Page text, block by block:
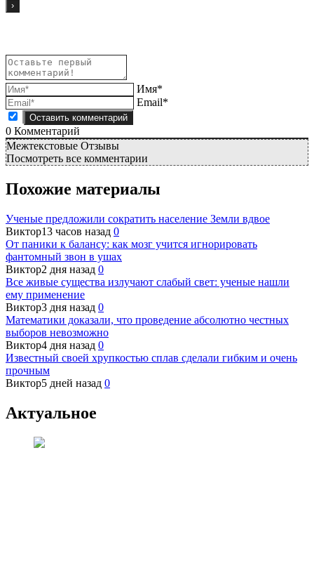
Имя*
Email*
0 Комментарий
Межтекстовые Отзывы
Посмотреть все комментарии
Похожие материалы
Ученые предложили сократить население Земли вдвое
Виктор13 часов назад 0
От паники к балансу: как мозг учится игнорировать
фантомный звон в ушах
Виктор2 дня назад 0
Все живые существа излучают слабый свет: ученые нашли
ему применение
Виктор3 дня назад 0
Математики доказали, что проведение абсолютно честных
выборов невозможно
Виктор4 дня назад 0
Известный своей хрупкостью сплав сделали гибким и очень
прочным
Виктор5 дней назад 0
Актуальное